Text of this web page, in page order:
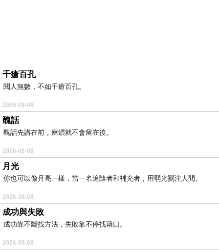
千瘡百孔
閱人無數，不如千瘡百孔。
2026-08-08
醜話
醜話先講在前，麻煩就不會留在後。
2026-08-08
月光
你也可以像月亮一樣，當一名追隨者和補充者，用弱光關注人間。
2026-08-08
成功與失敗
成功靠不斷找方法，失敗靠不停找藉口。
2026-08-08